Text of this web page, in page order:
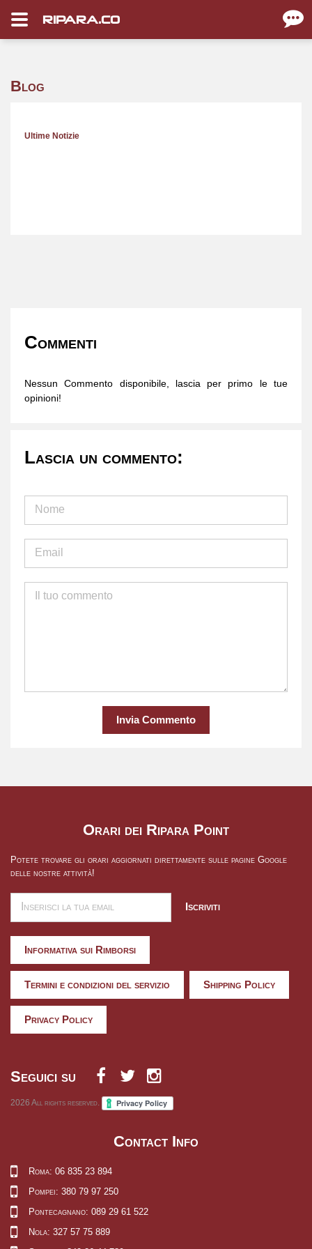
RIPARA.CO
Blog
Ultime Notizie
Commenti
Nessun Commento disponibile, lascia per primo le tue
opinioni!
Lascia un commento:
Invia Commento
Orari dei Ripara Point
Potete trovare gli orari aggiornati direttamente sulle pagine Google
delle nostre attività!
Iscriviti
Informativa sui Rimborsi
Termini e condizioni del servizio Shipping Policy
Privacy Policy
Seguici su
2026 All rights reserved.
Contact Info
Roma: 06 835 23 894
Pompei: 380 79 97 250
Pontecagnano: 089 29 61 522
Nola: 327 57 75 889